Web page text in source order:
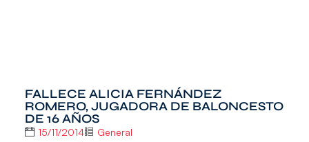
FALLECE ALICIA FERNÁNDEZ
ROMERO, JUGADORA DE BALONCESTO
DE 16 AÑOS
15/11/2014 General